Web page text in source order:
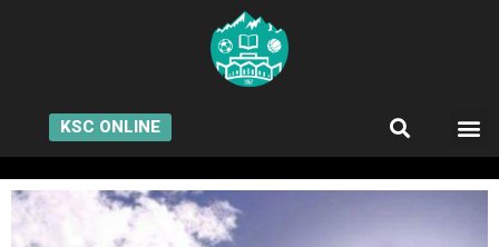
KSC ONLINE